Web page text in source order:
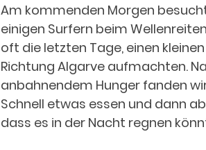
Am kommenden Morgen
einigen Surfern beim
oft die letzten Tage, einen
Richtung Algarve aufmachten.
anbahnendem Hunger fanden
Schnell etwas essen und dann
dass es in der Nacht regnen